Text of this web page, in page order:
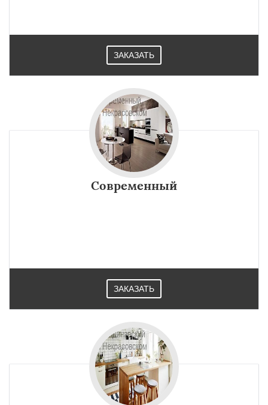
ЗАКАЗАТЬ
Современный
ЗАКАЗАТЬ